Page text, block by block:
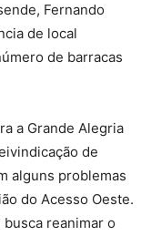
Fernando
de local
de barracas
a Grande Alegria
de
alguns problemas
do Acesso Oeste.
reanimar o